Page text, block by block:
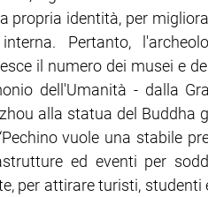
propria identità, per
Pertanto,
il numero dei musei e
dell'Umanità - dalla
alla statua del Buddha
vuole una stabile
ed eventi per
per attirare turisti,